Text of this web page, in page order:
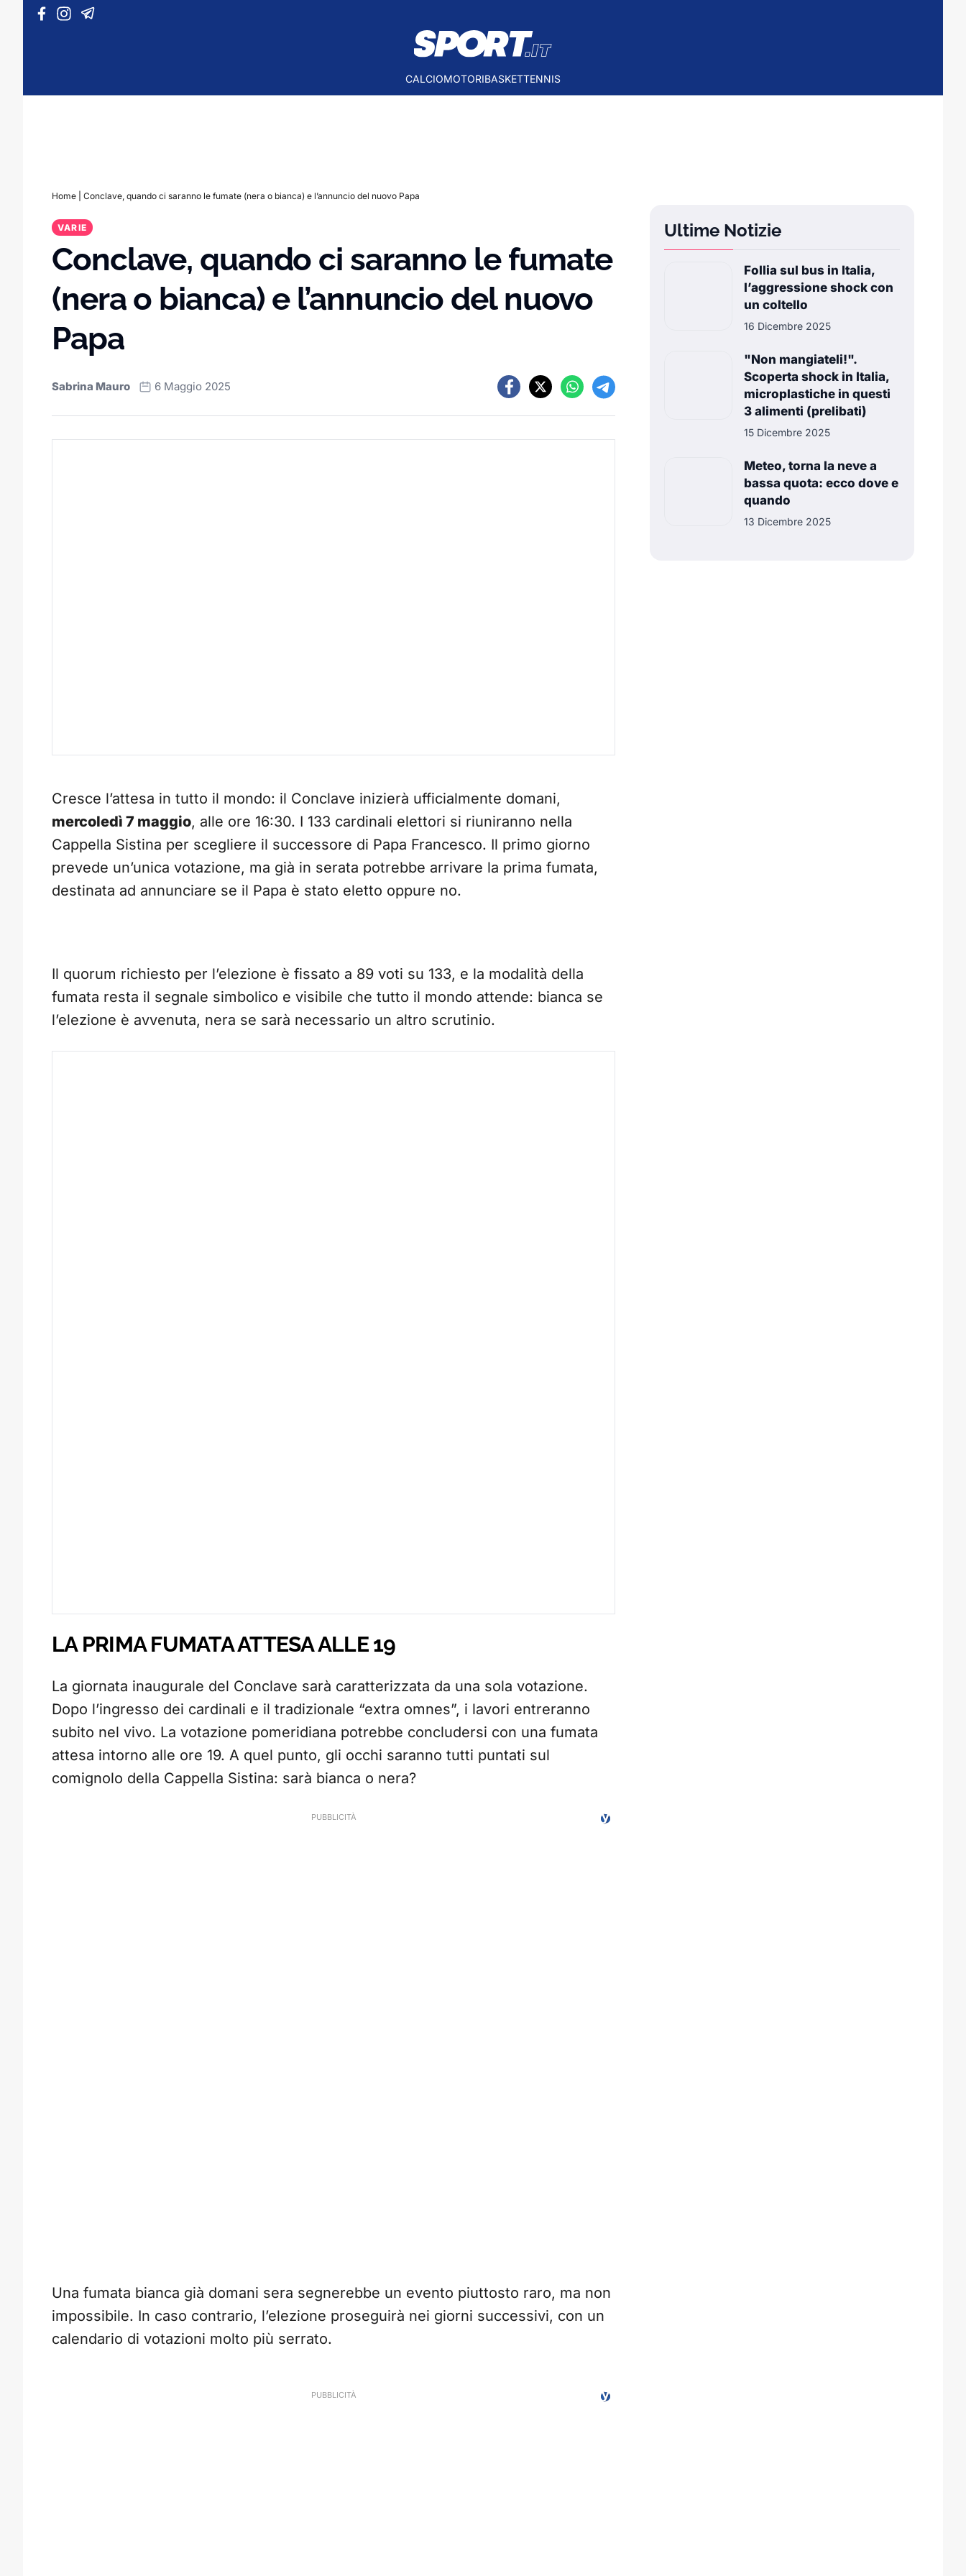
Vai al contenuto
CALCIOMOTORIBASKETTENNIS
Home Conclave, quando ci saranno le fumate (nera o bianca) e l’annuncio del nuovo Papa
VARIE
Conclave, quando ci saranno le fumate
(nera o bianca) e l’annuncio del nuovo
Papa
Sabrina Mauro 6 Maggio 2025
Cresce l’attesa in tutto il mondo: il Conclave inizierà ufficialmente domani,
mercoledì 7 maggio, alle ore 16:30. I 133 cardinali elettori si riuniranno nella
Cappella Sistina per scegliere il successore di Papa Francesco. Il primo giorno
prevede un’unica votazione, ma già in serata potrebbe arrivare la prima fumata,
destinata ad annunciare se il Papa è stato eletto oppure no.
Il quorum richiesto per l’elezione è fissato a 89 voti su 133, e la modalità della
fumata resta il segnale simbolico e visibile che tutto il mondo attende: bianca se
l’elezione è avvenuta, nera se sarà necessario un altro scrutinio.
LA PRIMA FUMATA ATTESA ALLE 19
La giornata inaugurale del Conclave sarà caratterizzata da una sola votazione.
Dopo l’ingresso dei cardinali e il tradizionale “extra omnes”, i lavori entreranno
subito nel vivo. La votazione pomeridiana potrebbe concludersi con una fumata
attesa intorno alle ore 19. A quel punto, gli occhi saranno tutti puntati sul
comignolo della Cappella Sistina: sarà bianca o nera?
Una fumata bianca già domani sera segnerebbe un evento piuttosto raro, ma non
impossibile. In caso contrario, l’elezione proseguirà nei giorni successivi, con un
calendario di votazioni molto più serrato.
Ultime Notizie
Follia sul bus in Italia,
l’aggressione shock con
un coltello
16 Dicembre 2025
"Non mangiateli!".
Scoperta shock in Italia,
microplastiche in questi
3 alimenti (prelibati)
15 Dicembre 2025
Meteo, torna la neve a
bassa quota: ecco dove e
quando
13 Dicembre 2025